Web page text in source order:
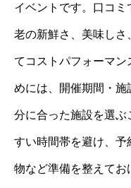
イベントです。口コ
老の新鮮さ、美味しさ
てコストパフォーマン
めには、開催期間・施
分に合った施設を選
すい時間帯を避け、予
物など準備を整えて